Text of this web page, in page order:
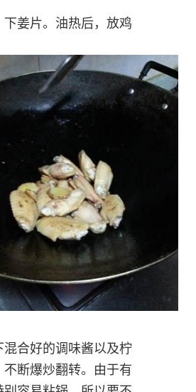
姜片。油热后，放鸡
合好的调味酱以及柠
断爆炒翻转。由于有